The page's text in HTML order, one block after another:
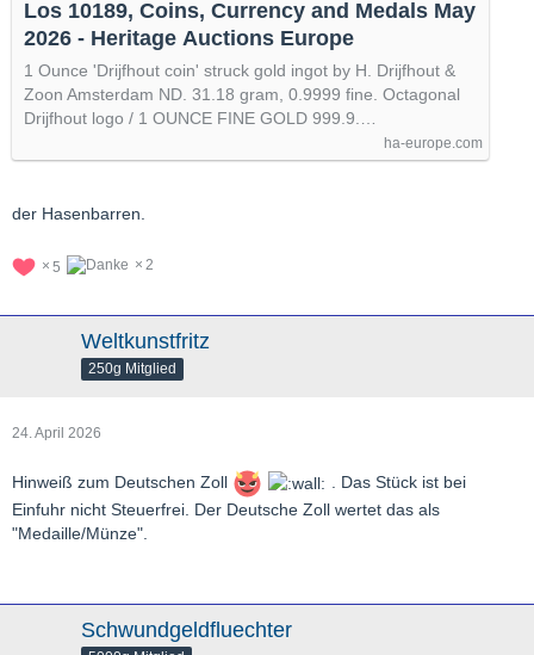
Los 10189, Coins, Currency and Medals May
2026 - Heritage Auctions Europe
1 Ounce 'Drijfhout coin' struck gold ingot by H. Drijfhout &
Zoon Amsterdam ND. 31.18 gram, 0.9999 fine. Octagonal
Drijfhout logo / 1 OUNCE FINE GOLD 999.9.…
ha-europe.com
der Hasenbarren.
5 2
Weltkunstfritz
250g Mitglied
24. April 2026
Hinweiß zum Deutschen Zoll
. Das Stück ist bei
Einfuhr nicht Steuerfrei. Der Deutsche Zoll wertet das als
"Medaille/Münze".
Schwundgeldfluechter